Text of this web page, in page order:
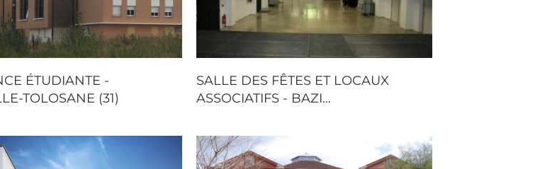
ÉTUDIANTE -
TOLOSANE (31)
SALLE DES FÊTES ET LOCAUX
ASSOCIATIFS - BAZI…